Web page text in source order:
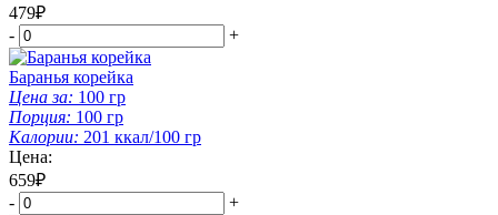
479₽
-
+
Баранья корейка
Цена за: 100 гр
Порция: 100 гр
Калории: 201 ккал/100 гр
Цена:
659₽
-
+